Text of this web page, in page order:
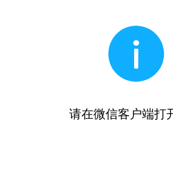
请在微信客户端打